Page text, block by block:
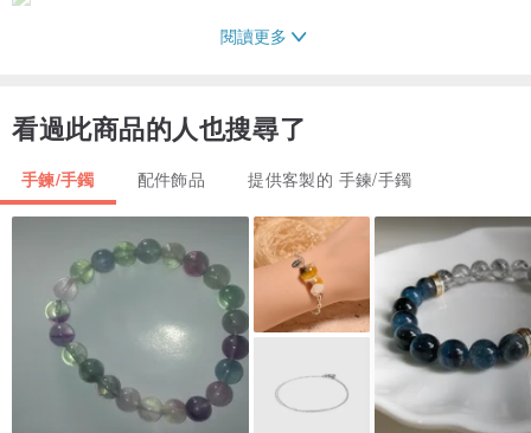
✦手鍊/手環✦
►手圍
手圍以公分(cm)計算，使用皮尺繞手一圈進行測量（下單時，請備
加長：需另外加價（每款翡翠價格不同，請與聯繫我們進行報價）
閱讀更多
看過此商品的人也搜尋了
手鍊/手鐲 配件飾品 提供客製的 手鍊/手鐲